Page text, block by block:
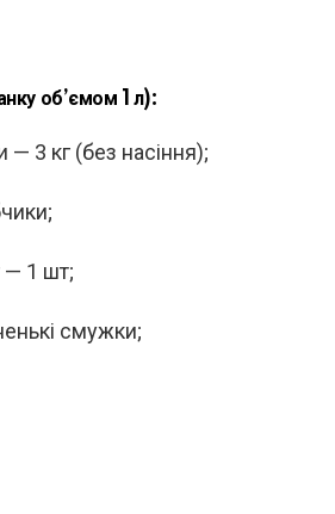
об’ємом 1 л):
— 3 кг (без насіння);
— 1 шт;
смужки;